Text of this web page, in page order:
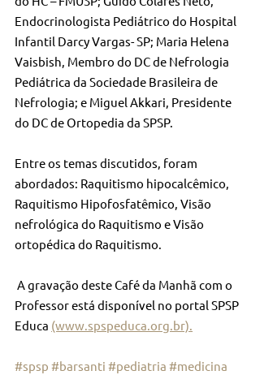
Endocrinologista Pediátrico do Hospital
Infantil Darcy Vargas- SP; Maria Helena
Vaisbish, Membro do DC de Nefrologia
Pediátrica da Sociedade Brasileira de
Nefrologia; e Miguel Akkari, Presidente
do DC de Ortopedia da SPSP.
Entre os temas discutidos, foram
abordados: Raquitismo hipocalcêmico,
Raquitismo Hipofosfatêmico, Visão
nefrológica do Raquitismo e Visão
ortopédica do Raquitismo.
Professor está disponível no portal SPSP
Educa (www.spspeduca.org.br).
#spsp #barsanti #pediatria #medicina